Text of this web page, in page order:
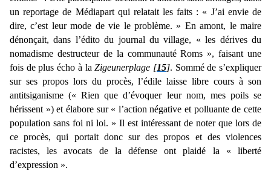
un reportage de Médiapart qui relatait les faits : « J’ai envie de
dire, c’est leur mode de vie le problème. » En amont, le maire
dénonçait, dans l’édito du journal du village, « les dérives du
nomadisme destructeur de la communauté Roms », faisant une
fois de plus écho à laZigeunerplage [15]. Sommé de s’expliquer
sur ses propos lors du procès, l’édile laisse libre cours à son
antitsiganisme (« Rien que d’évoquer leur nom, mes poils se
hérissent ») et élabore sur « l’action négative et polluante de cette
population sans foi ni loi. » Il est intéressant de noter que lors de
ce procès, qui portait donc sur des propos et des violences
racistes, les avocats de la défense ont plaidé la « liberté
d’expression ».